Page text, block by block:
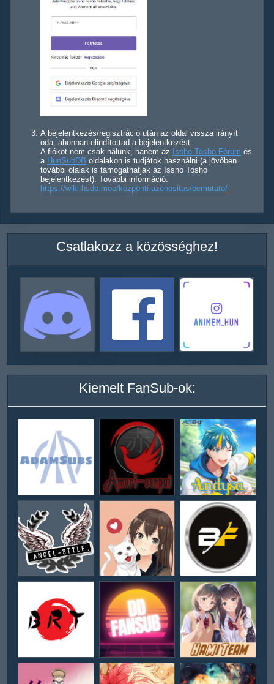
A bejelentkezés/regisztráció után az oldal vissza irányít
oda, ahonnan elindítottad a bejelentkezést.
A fiókot nem csak nálunk, hanem az Issho Tosho Fórum és
a HunSubDB oldalakon is tudjátok használni (a jövőben
további olalak is támogathatják az Issho Tosho
bejelentkezést). További információ:
https://wiki.hsdb.moe/kozponti-azonositas/bemutato/
Csatlakozz a közösséghez!
Kiemelt FanSub-ok: